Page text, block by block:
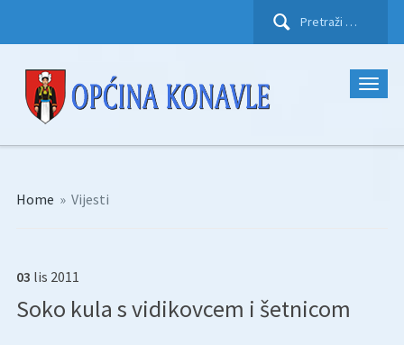
Pretraži:
Home » Vijesti
03 lis 2011
Soko kula s vidikovcem i šetnicom